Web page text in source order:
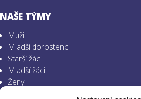
NAŠE TÝMY
Muži
Mladší dorostenci
Starší žáci
Mladší žáci
Ženy